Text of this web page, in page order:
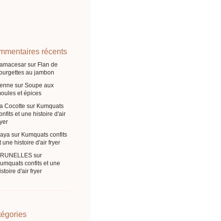
récents
sur Flan de
au jambon
sur Soupe aux
et épices
Cocotte sur Kumquats
et une histoire d'air
sur Kumquats confits
une histoire d'air fryer
sur
confits et une
d'air fryer